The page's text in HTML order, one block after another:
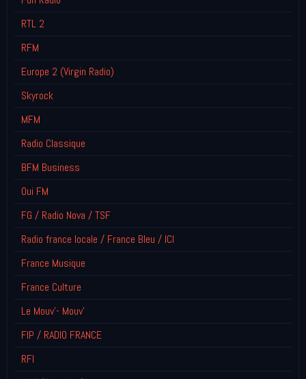
RTL 2
RFM
Europe 2 (Virgin Radio)
Skyrock
MFM
Radio Classique
BFM Business
Oui FM
FG / Radio Nova / TSF
Radio france locale / France Bleu / ICI
France Musique
France Culture
Le Mouv'- Mouv'
FIP / RADIO FRANCE
RFI